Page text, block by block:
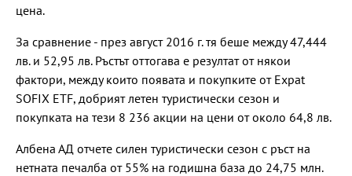
цена.
За сравнение - през август 2016 г. тя беше между 47,444
лв. и 52,95 лв. Ръстът оттогава е резултат от някои
фактори, между които появата и покупките от Expat
SOFIX ETF, добрият летен туристически сезон и
покупката на тези 8 236 акции на цени от около 64,8 лв.
Албена АД отчете силен туристически сезон с ръст на
нетната печалба от 55% на годишна база до 24,75 млн.